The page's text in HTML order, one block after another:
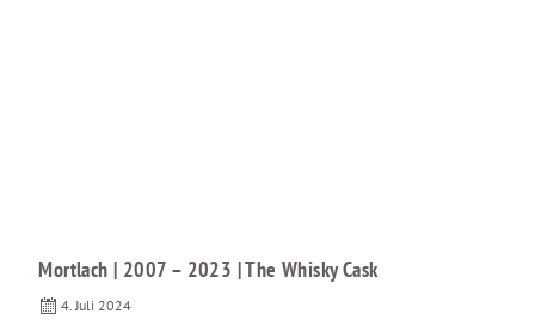
Mortlach | 2007 – 2023 | The Whisky Cask
4. Juli 2024